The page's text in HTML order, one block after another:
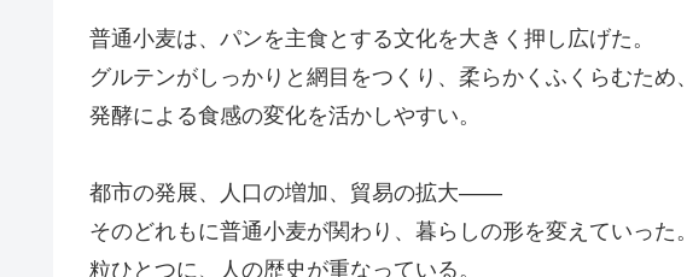
普通小麦は、パンを主食とする文化を大きく押し広げた。
グルテンがしっかりと網目をつくり、柔らかくふくらむため、
発酵による食感の変化を活かしやすい。
都市の発展、人口の増加、貿易の拡大――
そのどれもに普通小麦が関わり、暮らしの形を変えていった。
粒ひとつに、人の歴史が重なっている。